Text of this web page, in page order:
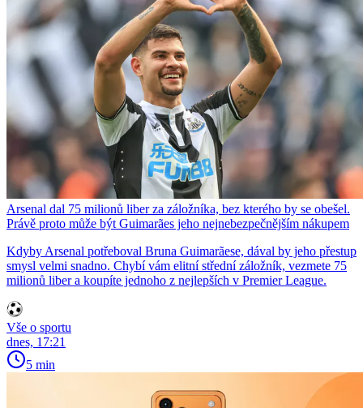
Arsenal dal 75 milionů liber za záložníka, bez kterého by se obešel.
Právě proto může být Guimarães jeho nejnebezpečnějším nákupem
Kdyby Arsenal potřeboval Bruna Guimarãese, dával by jeho přestup
smysl velmi snadno. Chybí vám elitní střední záložník, vezmete 75
milionů liber a koupíte jednoho z nejlepších v Premier League.
Vše o sportu
dnes, 17:21
5 min